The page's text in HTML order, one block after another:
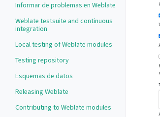
Informar de problemas en Weblate
Weblate testsuite and continuous
integration
Local testing of Weblate modules
Testing repository
Esquemas de datos
Releasing Weblate
Contributing to Weblate modules